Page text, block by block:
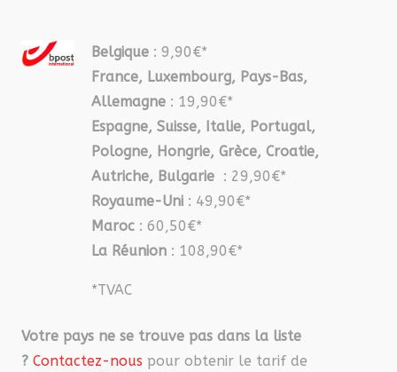
Belgique : 9,90€*
France, Luxembourg, Pays-Bas,
Allemagne : 19,90€*
Espagne, Suisse, Italie, Portugal,
Pologne, Hongrie, Grèce, Croatie,
Autriche, Bulgarie : 29,90€*
Royaume-Uni : 49,90€*
Maroc : 60,50€*
La Réunion : 108,90€*
*TVAC
Votre pays ne se trouve pas dans la liste
? Contactez-nous pour obtenir le tarif de